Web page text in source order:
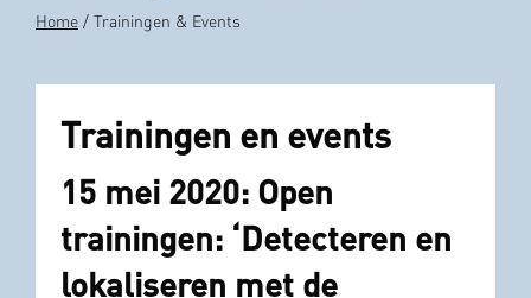
Home / Trainingen & Events
Trainingen en events
15 mei 2020: Open
trainingen: ‘Detecteren en
lokaliseren met de